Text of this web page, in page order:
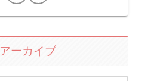
アーカイブ